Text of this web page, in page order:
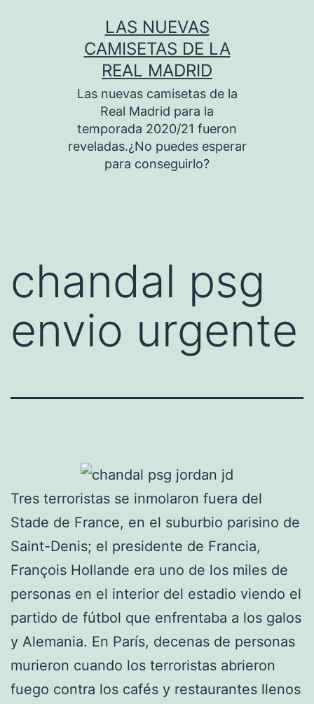
LAS NUEVAS
CAMISETAS DE LA
REAL MADRID
Las nuevas camisetas de la
Real Madrid para la
temporada 2020/21 fueron
reveladas.¿No puedes esperar
para conseguirlo?
chandal psg
envio urgente
Tres terroristas se inmolaron fuera del
Stade de France, en el suburbio parisino de
Saint-Denis; el presidente de Francia,
François Hollande era uno de los miles de
personas en el interior del estadio viendo el
partido de fútbol que enfrentaba a los galos
y Alemania. En París, decenas de personas
murieron cuando los terroristas abrieron
fuego contra los cafés y restaurantes llenos